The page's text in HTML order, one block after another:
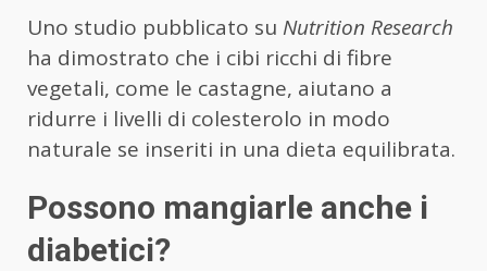
Uno studio pubblicato su Nutrition Research
ha dimostrato che i cibi ricchi di fibre
vegetali, come le castagne, aiutano a
ridurre i livelli di colesterolo in modo
naturale se inseriti in una dieta equilibrata.
Possono mangiarle anche i
diabetici?